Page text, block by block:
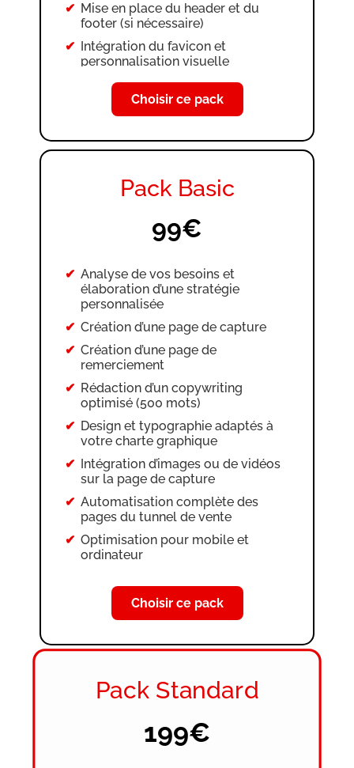
Mise en place du header et du
footer (si nécessaire)
Intégration du favicon et
personnalisation visuelle
Création des CGV et mentions
des e-mails
du nom de domaine ou sous-
domaine
Création et intégration de produits
Création d’une interface formation
et ajout de formations dans le
tunnel
Création de 2 newsletters
Mise en place de 2 campagnes e-
mails
Création et gestion des tags
Configuration des règles
d’automatisation d’e-mails
Optimisation pour mobile et
ordinateur
Choisir ce pack
Pack Basic
99€
Analyse de vos besoins et
élaboration d’une stratégie
personnalisée
Création d’une page de capture
Création d’une page de
remerciement
Rédaction d’un copywriting
optimisé (500 mots)
Design et typographie adaptés à
votre charte graphique
Intégration d’images ou de vidéos
sur la page de capture
Automatisation complète des
pages du tunnel de vente
Optimisation pour mobile et
ordinateur
Choisir ce pack
Pack Standard
199€